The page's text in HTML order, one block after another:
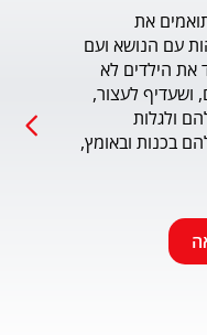
והוא מלווה באיורים חמודים שתואמים את
הדמויות בסיפור. הסיפור מלמד את הילדים לא
להקשיב לרגשות האמיתיים שלהם ולגלות
מומלץ בחום.